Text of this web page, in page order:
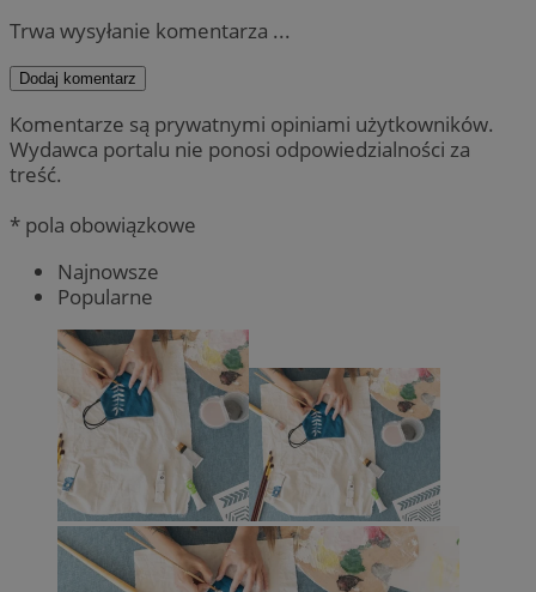
Trwa wysyłanie komentarza ...
Dodaj komentarz
Komentarze są prywatnymi opiniami użytkowników.
Wydawca portalu nie ponosi odpowiedzialności za
treść.
* pola obowiązkowe
Najnowsze
Popularne